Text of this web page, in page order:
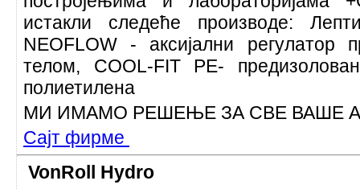
истакли следеће производе:
NEOFLOW - аксијални регулатор
телом, COOL-FIT PE-
полиетилена
МИ ИМАМО РЕШЕЊЕ ЗА СВЕ ВАШЕ
Сајт фирме
VonRoll Hydro